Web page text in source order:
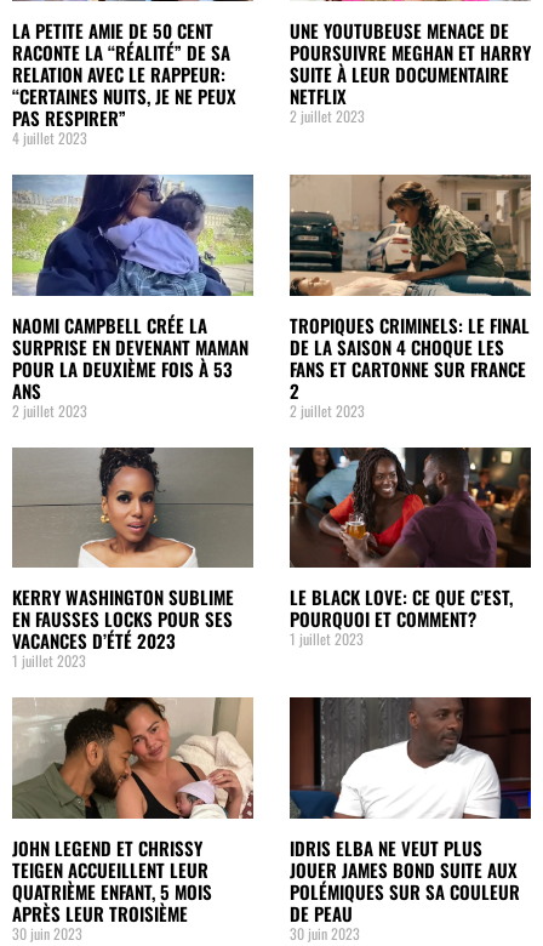
LA PETITE AMIE DE 50 CENT
RACONTE LA “RÉALITÉ” DE SA
RELATION AVEC LE RAPPEUR:
“CERTAINES NUITS, JE NE PEUX
PAS RESPIRER”
4 juillet 2023
UNE YOUTUBEUSE MENACE DE
POURSUIVRE MEGHAN ET HARRY
SUITE À LEUR DOCUMENTAIRE
NETFLIX
2 juillet 2023
NAOMI CAMPBELL CRÉE LA
SURPRISE EN DEVENANT MAMAN
POUR LA DEUXIÈME FOIS À 53
ANS
2 juillet 2023
TROPIQUES CRIMINELS: LE FINAL
DE LA SAISON 4 CHOQUE LES
FANS ET CARTONNE SUR FRANCE
2
2 juillet 2023
KERRY WASHINGTON SUBLIME
EN FAUSSES LOCKS POUR SES
VACANCES D’ÉTÉ 2023
1 juillet 2023
LE BLACK LOVE: CE QUE C’EST,
POURQUOI ET COMMENT?
1 juillet 2023
JOHN LEGEND ET CHRISSY
TEIGEN ACCUEILLENT LEUR
QUATRIÈME ENFANT, 5 MOIS
APRÈS LEUR TROISIÈME
30 juin 2023
IDRIS ELBA NE VEUT PLUS
JOUER JAMES BOND SUITE AUX
POLÉMIQUES SUR SA COULEUR
DE PEAU
30 juin 2023